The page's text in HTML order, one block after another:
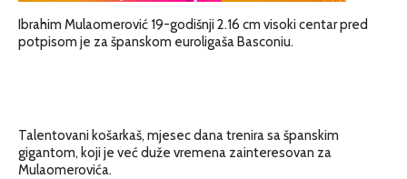
Ibrahim Mulaomerović 19-godišnji 2.16 cm visoki centar pred
potpisom je za španskom euroligaša Basconiu.
Talentovani košarkaš, mjesec dana trenira sa španskim
gigantom, koji je već duže vremena zainteresovan za
Mulaomerovića.